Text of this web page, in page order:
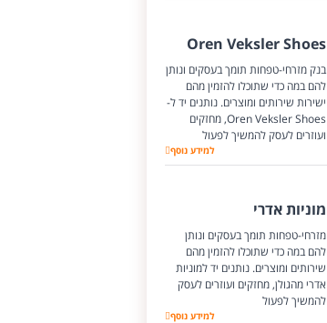
Oren Veksler Shoes
בנק מזרחי-טפחות תומך בעסקים ונותן
להם במה כדי שתוכלו להזמין מהם
ישירות שירותים ומוצרים. נותנים יד ל-
Oren Veksler Shoes, מחזקים
ועוזרים לעסק להמשיך לפעול
Oren Veksler Shoes
למידע נוסף
מוניות אדרי
מזרחי-טפחות תומך בעסקים ונותן
להם במה כדי שתוכלו להזמין מהם
שירותים ומוצרים. נותנים יד למוניות
אדרי מהגולן, מחזקים ועוזרים לעסק
להמשיך לפעול
מוניות אדרילמידע נוסף